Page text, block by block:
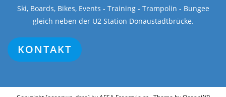
Ski, Boards, Bikes, Events - Training - Trampolin - Bungee
gleich neben der U2 Station Donaustadtbrücke.
KONTAKT